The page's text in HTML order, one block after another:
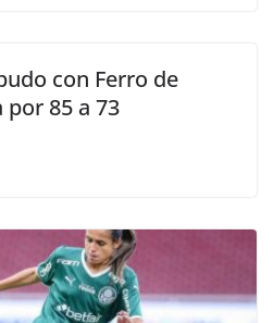
con Ferro de
85 a 73